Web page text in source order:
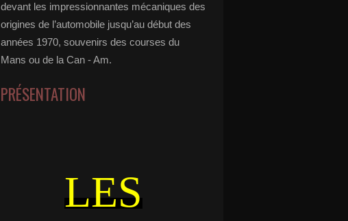
devant les impressionnantes mécaniques des
origines de l’automobile jusqu’au début des
années 1970, souvenirs des courses du
Mans ou de la Can - Am.
PRÉSENTATION
LES